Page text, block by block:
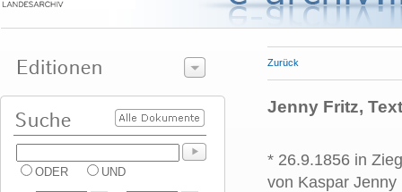
ODER UND
Zurück
Jenny Fritz,
* 26.9.1856 in
von Kaspar